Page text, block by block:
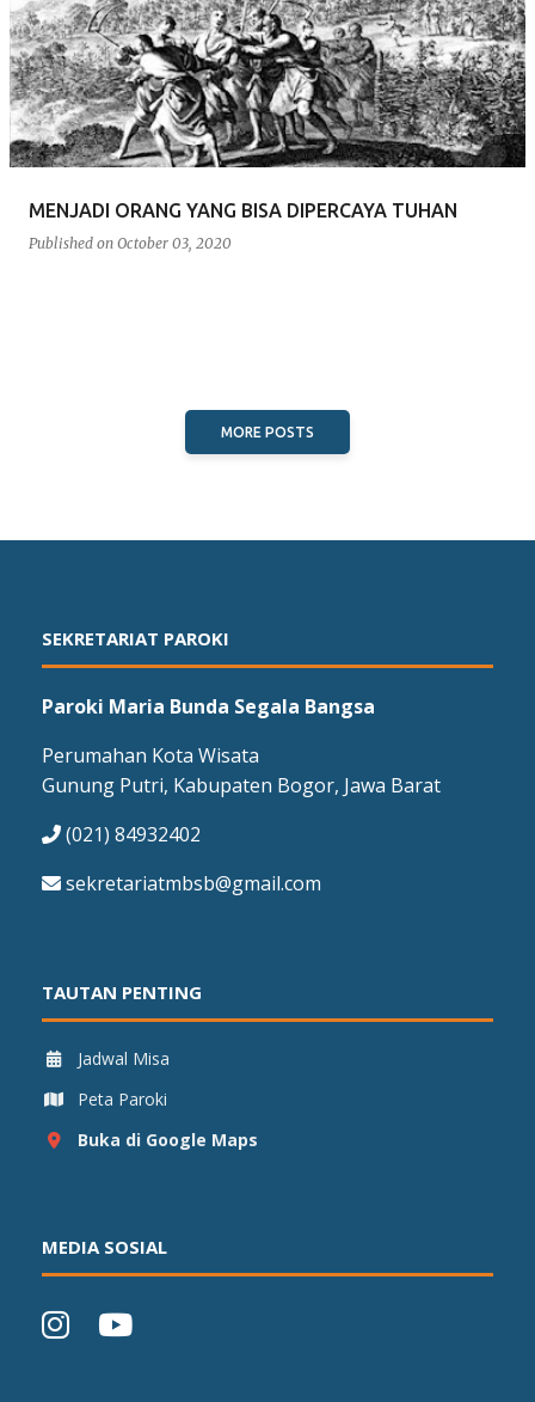
MENJADI ORANG YANG BISA DIPERCAYA TUHAN
Published on October 03, 2020
MORE POSTS
SEKRETARIAT PAROKI
Paroki Maria Bunda Segala Bangsa
Perumahan Kota Wisata
Gunung Putri, Kabupaten Bogor, Jawa Barat
(021) 84932402
sekretariatmbsb@gmail.com
TAUTAN PENTING
Jadwal Misa
Peta Paroki
Buka di Google Maps
MEDIA SOSIAL